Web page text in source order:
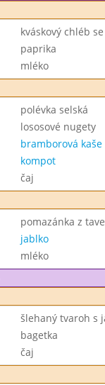
kváskový chléb
paprika
mléko
polévka selská
lososové nugety
bramborová kaše
kompot
čaj
pomazánka z
jablko
mléko
šlehaný tvaroh s
bagetka
čaj